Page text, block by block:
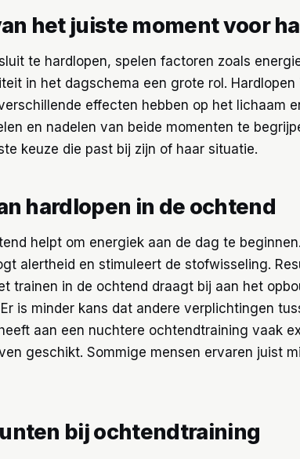
het juiste moment voor
te hardlopen, spelen factoren zoals
in het dagschema een grote rol.
effecten hebben op het lichaam
en nadelen van beide momenten te
keuze die past bij zijn of haar situatie.
hardlopen in de ochtend
helpt om energiek aan de dag te
alertheid en stimuleert de stofwisseling.
trainen in de ochtend draagt bij aan het
is minder kans dat andere verplichtingen
aan een nuchtere ochtendtraining vaak
geschikt. Sommige mensen ervaren juist
bij ochtendtraining